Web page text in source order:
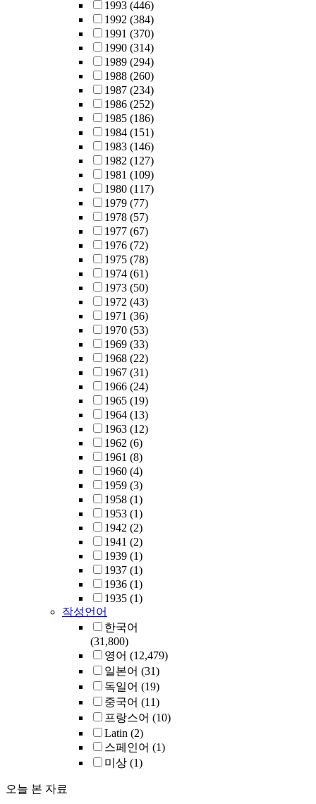
1993 (446)
1992 (384)
1991 (370)
1990 (314)
1989 (294)
1988 (260)
1987 (234)
1986 (252)
1985 (186)
1984 (151)
1983 (146)
1982 (127)
1981 (109)
1980 (117)
1979 (77)
1978 (57)
1977 (67)
1976 (72)
1975 (78)
1974 (61)
1973 (50)
1972 (43)
1971 (36)
1970 (53)
1969 (33)
1968 (22)
1967 (31)
1966 (24)
1965 (19)
1964 (13)
1963 (12)
1962 (6)
1961 (8)
1960 (4)
1959 (3)
1958 (1)
1953 (1)
1942 (2)
1941 (2)
1939 (1)
1937 (1)
1936 (1)
1935 (1)
작성언어
한국어
(31,800)
영어 (12,479)
일본어 (31)
독일어 (19)
중국어 (11)
프랑스어 (10)
Latin (2)
스페인어 (1)
미상 (1)
오늘 본 자료